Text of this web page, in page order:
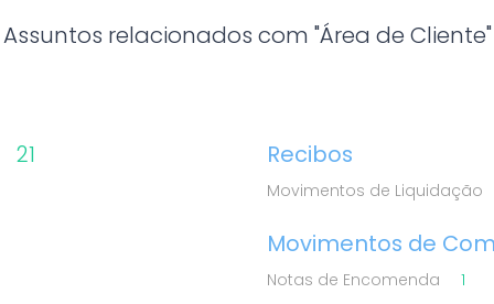
Assuntos relacionados com "Área de Cliente"
21 Recibos
Movimentos de Liquidação
Movimentos de
Notas de Encomenda 1